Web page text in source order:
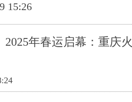
15:26
2025年春运启幕：重庆